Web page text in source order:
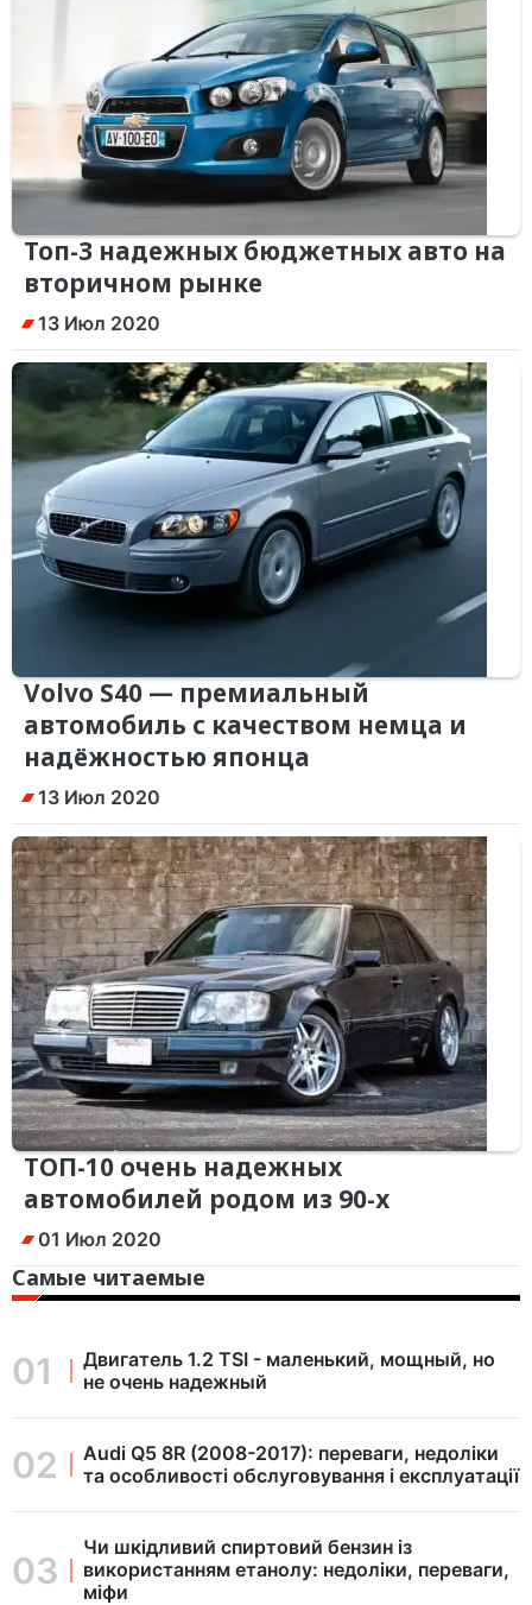
Топ-3 надежных бюджетных авто на
вторичном рынке
13 Июл 2020
Volvo S40 — премиальный
автомобиль с качеством немца и
надёжностью японца
13 Июл 2020
ТОП-10 очень надежных
автомобилей родом из 90-х
01 Июл 2020
Самые читаемые
Двигатель 1.2 TSI - маленький, мощный, но
не очень надежный
Audi Q5 8R (2008-2017): переваги, недоліки
та особливості обслуговування і експлуатації
Чи шкідливий спиртовий бензин із
використанням етанолу: недоліки, переваги,
міфи